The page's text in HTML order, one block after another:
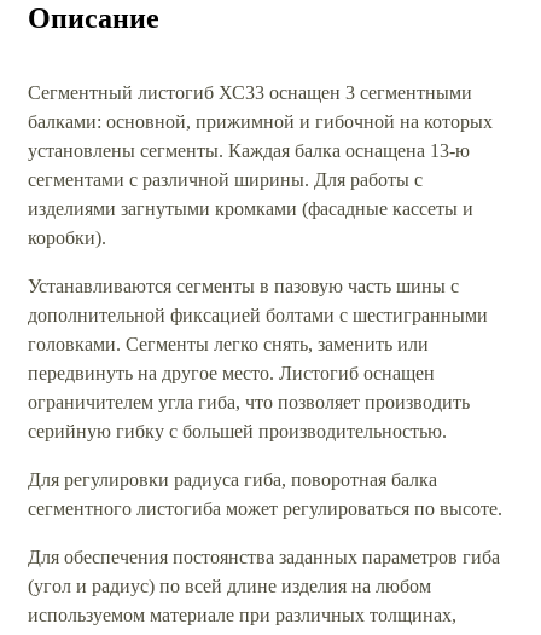
Описание
Сегментный листогиб ХС33 оснащен 3 сегментными
балками: основной, прижимной и гибочной на которых
установлены сегменты. Каждая балка оснащена 13-ю
сегментами с различной ширины. Для работы с
изделиями загнутыми кромками (фасадные кассеты и
коробки).
Устанавливаются сегменты в пазовую часть шины с
дополнительной фиксацией болтами с шестигранными
головками. Сегменты легко снять, заменить или
передвинуть на другое место. Листогиб оснащен
ограничителем угла гиба, что позволяет производить
серийную гибку с большей производительностью.
Для регулировки радиуса гиба, поворотная балка
сегментного листогиба может регулироваться по высоте.
Для обеспечения постоянства заданных параметров гиба
(угол и радиус) по всей длине изделия на любом
используемом материале при различных толщинах,